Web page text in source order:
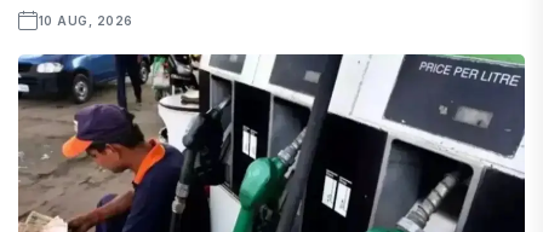
10 AUG, 2026